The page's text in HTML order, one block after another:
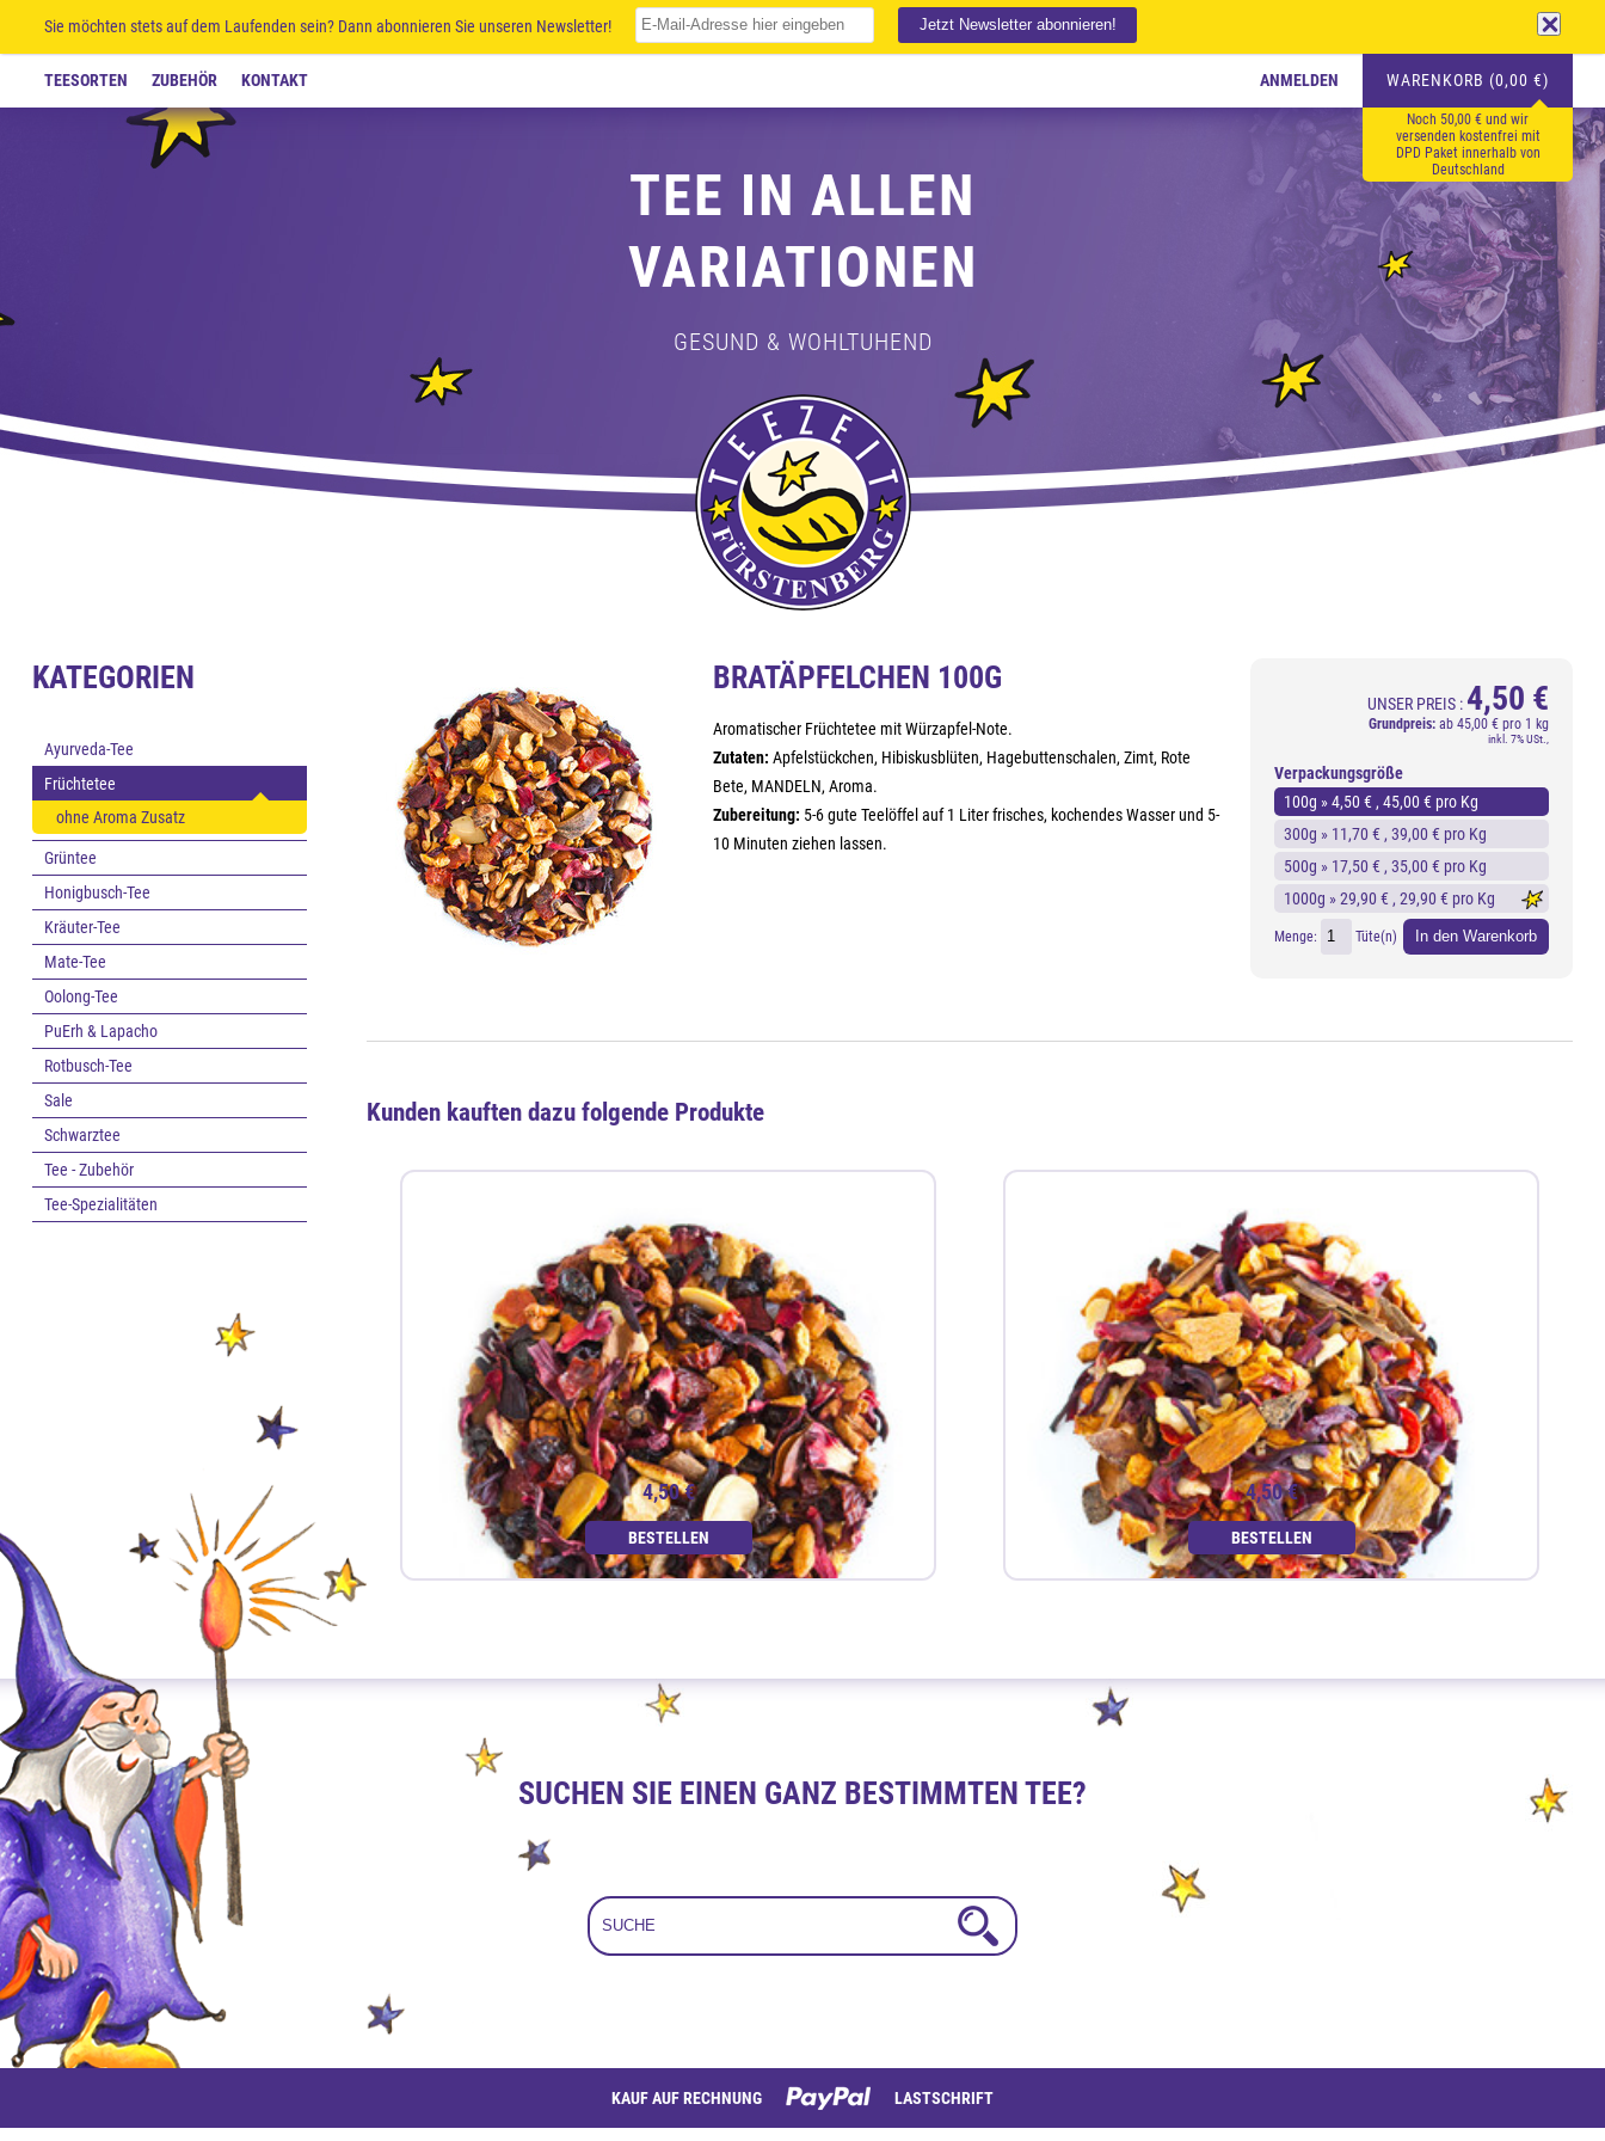
Sie möchten stets auf dem Laufenden sein? Dann abonnieren Sie unseren Newsletter!
TEESORTEN ZUBEHÖR KONTAKT ANMELDEN WARENKORB (0,00 €)
Noch 50,00 € und wir
versenden kostenfrei mit
DPD Paket innerhalb von
Deutschland
TEE IN ALLEN
VARIATIONEN
GESUND & WOHLTUHEND
KATEGORIEN
Ayurveda-Tee
Früchtetee
ohne Aroma Zusatz
Grüntee
Honigbusch-Tee
Kräuter-Tee
Mate-Tee
Oolong-Tee
PuErh & Lapacho
Rotbusch-Tee
Sale
Schwarztee
Tee - Zubehör
Tee-Spezialitäten
BRATÄPFELCHEN 100G
Aromatischer Früchtetee mit Würzapfel-Note.
Zutaten: Apfelstückchen, Hibiskusblüten, Hagebuttenschalen, Zimt, Rote
Bete, MANDELN, Aroma.
Zubereitung: 5-6 gute Teelöffel auf 1 Liter frisches, kochendes Wasser und 5-
10 Minuten ziehen lassen.
UNSER PREIS : 4,50 €
Grundpreis: ab 45,00 € pro 1 kg
inkl. 7% USt.,
Verpackungsgröße
100g »4,50 € , 45,00 € pro Kg
300g » 11,70 € , 39,00 € pro Kg
500g » 17,50 € , 35,00 € pro Kg
1000g »29,90 € , 29,90 € pro Kg
Menge: Tüte(n) In den Warenkorb
Kunden kauften dazu folgende Produkte
Advents Mischung 100g
4,50 €
BESTELLEN
4,50 €
BESTELLEN
SUCHEN SIE EINEN GANZ BESTIMMTEN TEE?
KAUF AUF RECHNUNG
LASTSCHRIFT